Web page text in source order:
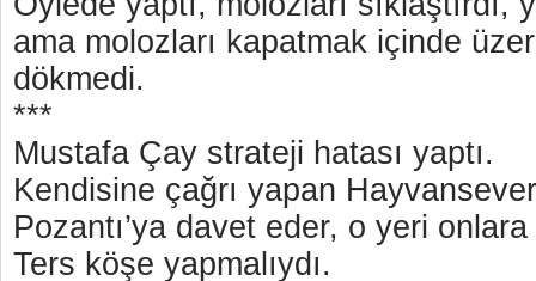
ama molozları kapatmak içinde
dökmedi.
***
Mustafa Çay strateji hatası yaptı.
Kendisine çağrı yapan
Pozantı’ya davet eder, o yeri
Ters köşe yapmalıydı.